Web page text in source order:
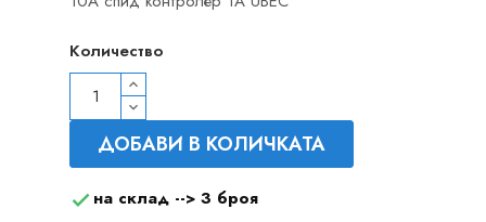
Количество
ДОБАВИ В КОЛИЧКАТА
 на склад --> 3 броя